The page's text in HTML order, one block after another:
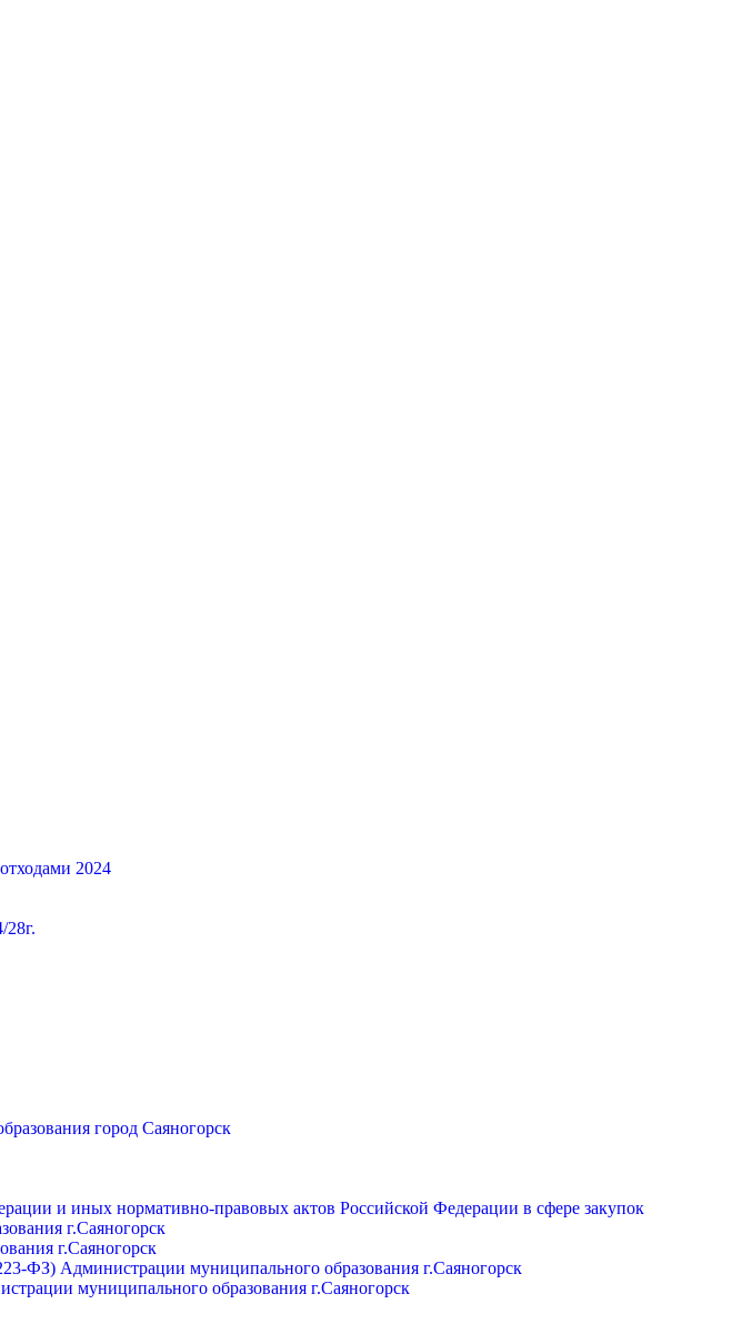
2024
город Саяногорск
и иных нормативно-правовых актов Российской Федерации в сфере закупок
г.Саяногорск
г.Саяногорск
ФЗ) Администрации муниципального образования г.Саяногорск
муниципального образования г.Саяногорск